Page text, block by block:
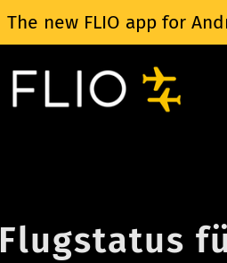
The new FLIO app for
Flugstatus